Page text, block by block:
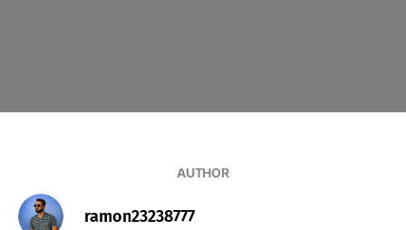
AUTHOR
ramon23238777